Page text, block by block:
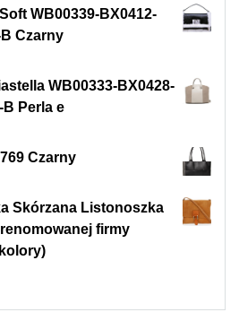
WB00339-BX0412-
Czarny
WB00333-BX0428-
B Perla e
Czarny
Skórzana Listonoszka
firmy